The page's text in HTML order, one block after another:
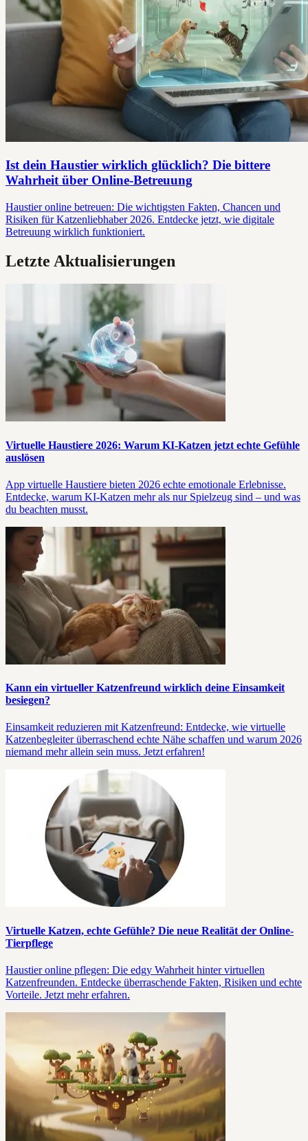
Ist dein Haustier wirklich glücklich? Die bittere
Wahrheit über Online-Betreuung
Haustier online betreuen: Die wichtigsten Fakten, Chancen und
Risiken für Katzenliebhaber 2026. Entdecke jetzt, wie digitale
Betreuung wirklich funktioniert.
Letzte Aktualisierungen
Virtuelle Haustiere 2026: Warum KI-Katzen jetzt echte Gefühle
auslösen
App virtuelle Haustiere bieten 2026 echte emotionale Erlebnisse.
Entdecke, warum KI-Katzen mehr als nur Spielzeug sind – und was
du beachten musst.
Kann ein virtueller Katzenfreund wirklich deine Einsamkeit
besiegen?
Einsamkeit reduzieren mit Katzenfreund: Entdecke, wie virtuelle
Katzenbegleiter überraschend echte Nähe schaffen und warum 2026
niemand mehr allein sein muss. Jetzt erfahren!
Virtuelle Katzen, echte Gefühle? Die neue Realität der Online-
Tierpflege
Haustier online pflegen: Die edgy Wahrheit hinter virtuellen
Katzenfreunden. Entdecke überraschende Fakten, Risiken und echte
Vorteile. Jetzt mehr erfahren.